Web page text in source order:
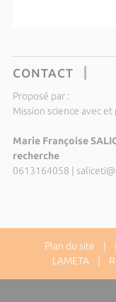
CONTACT
Proposé par :
Mission science avec
Marie Françoise
recherche
0613164058
Plan du site |
LAMETA |